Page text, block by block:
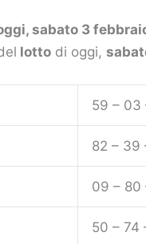
sabato 3
lotto di oggi,
59 – 03
82 – 39
09 – 80
50 – 74